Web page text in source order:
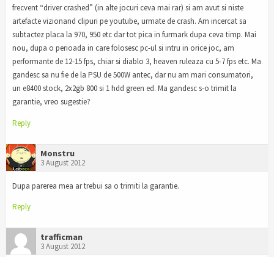
frecvent “driver crashed” (in alte jocuri ceva mai rar) si am avut si niste
artefacte vizionand clipuri pe youtube, urmate de crash. Am incercat sa
subtactez placa la 970, 950 etc dar tot pica in furmark dupa ceva timp. Mai
nou, dupa o perioada in care folosesc pc-ul si intru in orice joc, am
performante de 12-15 fps, chiar si diablo 3, heaven ruleaza cu 5-7 fps etc. Ma
gandesc sa nu fie de la PSU de 500W antec, dar nu am mari consumatori,
un e8400 stock, 2x2gb 800 si 1 hdd green ed. Ma gandesc s-o trimit la
garantie, vreo sugestie?
Reply
Monstru
3 August 2012
Dupa parerea mea ar trebui sa o trimiti la garantie.
Reply
trafficman
3 August 2012